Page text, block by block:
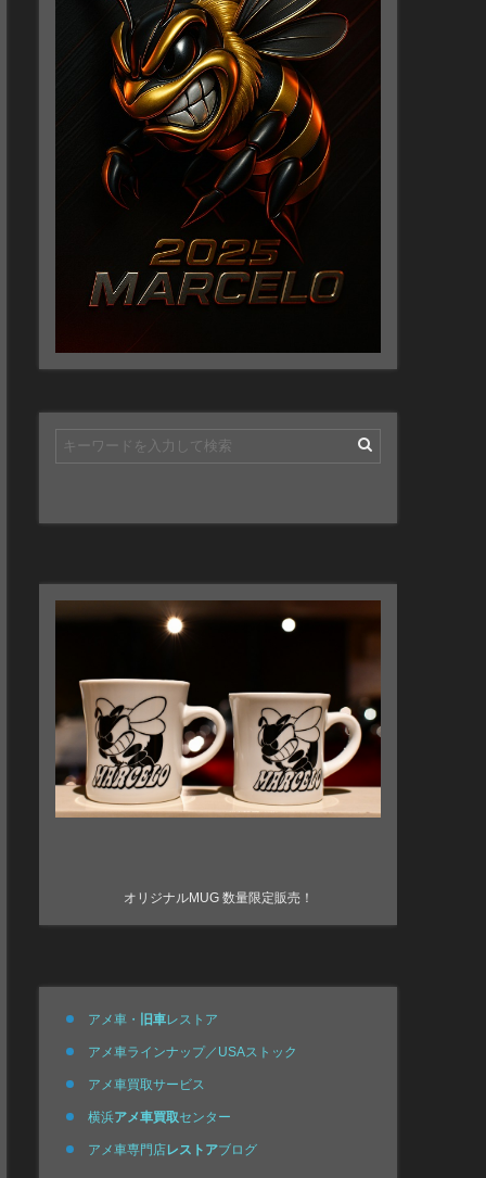
オリジナルMUG 数量限定販売！
アメ車・ 旧車レストア
アメ車ラインナップ／USAストック
アメ車買取サービス
横浜アメ車買取センター
アメ車専門店レストアブログ